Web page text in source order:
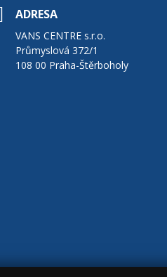
ADRESA
VANS CENTRE s.r.o.
Průmyslová 372/1
108 00 Praha-Štěrboholy